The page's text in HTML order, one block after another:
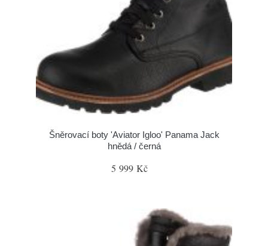
Šněrovací boty 'Aviator Igloo' Panama Jack
hnědá / černá
5 999 Kč